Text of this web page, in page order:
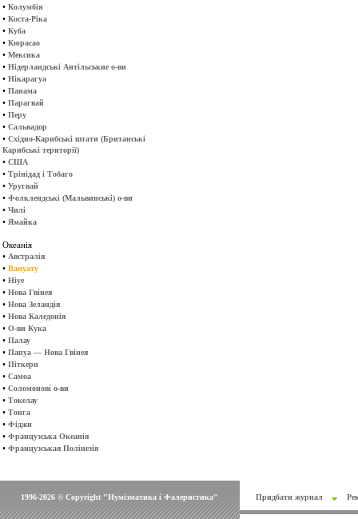
• Колумбія
• Коста-Ріка
• Куба
• Кюрасао
• Мексика
• Нідерландські Антільськие о-ви
• Нікарагуа
• Панама
• Парагвай
• Перу
• Сальвадор
• Східно-Карибські штати (Британські
Карибські території)
• США
• Трінідад і Тобаго
• Уругвай
• Фолклендські (Мальвинські) о-ви
• Чилі
• Ямайка
Океанія
• Австралія
• Вануату
• Ніуе
• Нова Гвінея
• Нова Зеландія
• Нова Каледонія
• О-ви Кука
• Палау
• Папуа — Нова Гвінея
• Піткерн
• Самоа
• Соломонові о-ви
• Токелау
• Тонга
• Фіджи
• Французська Океанія
• Французськая Полінезія
1996-2026 © Copyright "Нумізматика і Фалеристика" Придбати журнал